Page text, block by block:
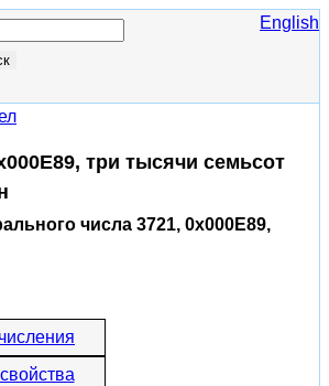
English
три тысячи семьсот
числа 3721, 0x000E89,